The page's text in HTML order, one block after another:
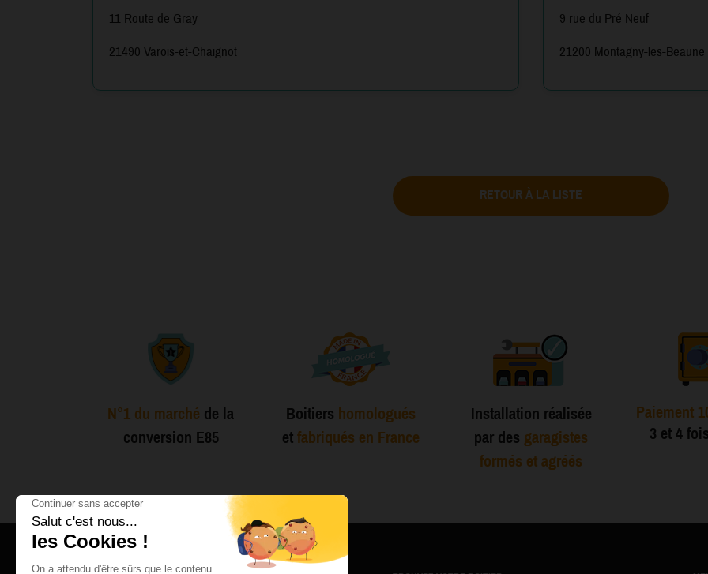
11 Route de Gray
21490 Varois-et-Chaignot
9 rue du Pré Neuf
21200 Montagny-les-Beaune
RETOUR À LA LISTE
N°1 du marché de la
conversion E85
Boitiers homologués
et fabriqués en France
Installation réalisée
par des garagistes
formés et agréés
Paiement
3 et 4